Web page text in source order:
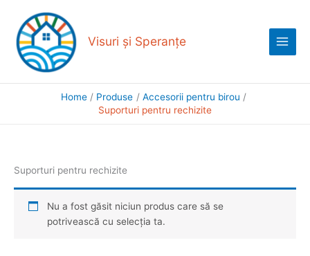
content
Visuri și Speranțe
Menu
Home Produse
Accesorii pentru birou
Suporturi pentru rechizite
Suporturi pentru rechizite
Nu a fost găsit niciun produs care să se
potrivească cu selecția ta.